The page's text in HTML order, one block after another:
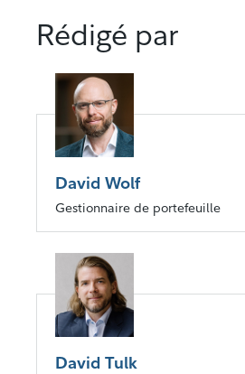
Rédigé par
David Wolf
Gestionnaire de portefeuille
David Tulk